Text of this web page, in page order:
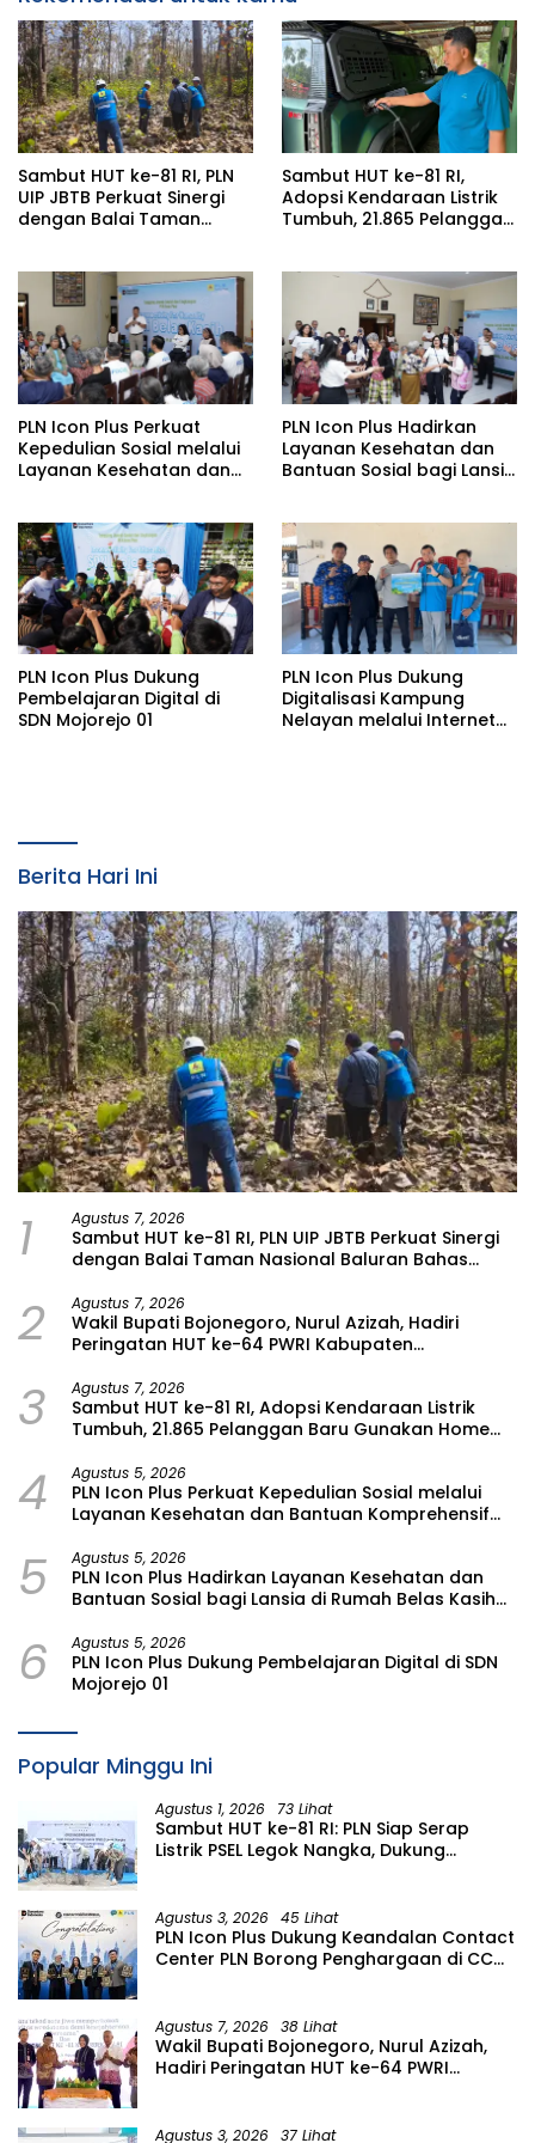
Sambut HUT ke-81 RI, PLN
UIP JBTB Perkuat Sinergi
dengan Balai Taman
SUTET 500 kV Paiton–
Watudodol/Kalipuro
Sambut HUT ke-81 RI,
Adopsi Kendaraan Listrik
Tumbuh, 21.865 Pelanggan
pada Semester I 2026
PLN Icon Plus Perkuat
Kepedulian Sosial melalui
Layanan Kesehatan dan
PLN Icon Plus Hadirkan
Layanan Kesehatan dan
Bantuan Sosial bagi Lansia
PLN Icon Plus Dukung
Pembelajaran Digital di
SDN Mojorejo 01
PLN Icon Plus Dukung
Digitalisasi Kampung
Nelayan melalui Internet
Berita Hari Ini
1 Agustus 7, 2026
Sambut HUT ke-81 RI, PLN UIP JBTB Perkuat Sinergi
dengan Balai Taman Nasional Baluran Bahas
Watudodol/Kalipuro
2 Agustus 7, 2026
Wakil Bupati Bojonegoro, Nurul Azizah, Hadiri
Peringatan HUT ke-64 PWRI Kabupaten
3 Agustus 7, 2026
Sambut HUT ke-81 RI, Adopsi Kendaraan Listrik
Tumbuh, 21.865 Pelanggan Baru Gunakan Home
4 Agustus 5, 2026
PLN Icon Plus Perkuat Kepedulian Sosial melalui
Layanan Kesehatan dan Bantuan Komprehensif
5 Agustus 5, 2026
PLN Icon Plus Hadirkan Layanan Kesehatan dan
Bantuan Sosial bagi Lansia di Rumah Belas Kasih
6 Agustus 5, 2026
PLN Icon Plus Dukung Pembelajaran Digital di SDN
Mojorejo 01
Popular Minggu Ini
Agustus 1, 2026 73 Lihat
Sambut HUT ke-81 RI: PLN Siap Serap
Listrik PSEL Legok Nangka, Dukung
Agustus 3, 2026 45 Lihat
PLN Icon Plus Dukung Keandalan Contact
Center PLN Borong Penghargaan di CCW
Agustus 7, 2026 38 Lihat
Wakil Bupati Bojonegoro, Nurul Azizah,
Hadiri Peringatan HUT ke-64 PWRI
Agustus 3, 2026 37 Lihat